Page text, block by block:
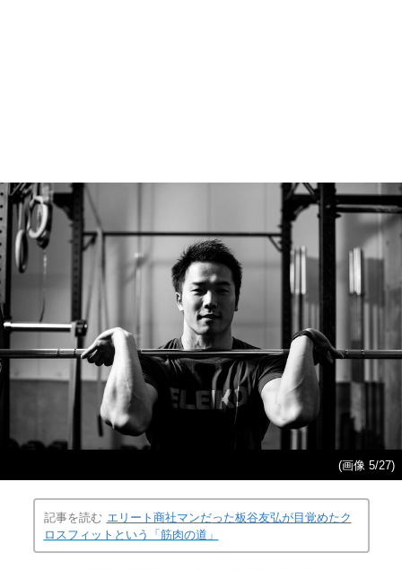
(画像 5/27)
記事を読む エリート商社マンだった板谷友弘が目覚めたク
ロスフィットという「筋肉の道」